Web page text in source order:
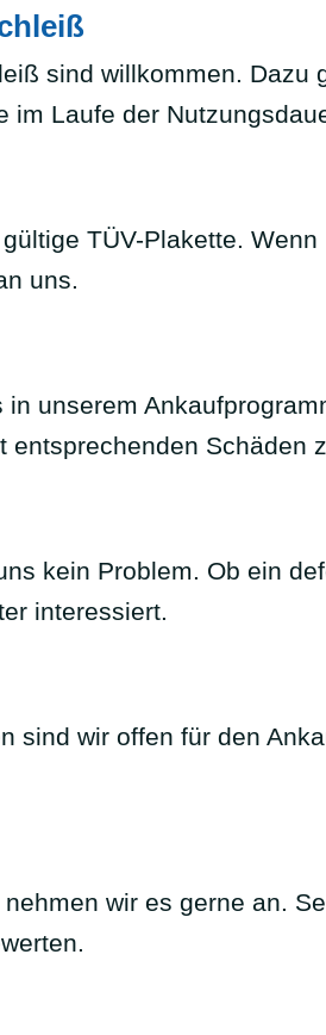
sind willkommen.
im Laufe der
TÜV-Plakette.
uns.
unserem
Schäden
kein Problem. Ob ein
interessiert.
sind wir offen für den
wir es gerne an.